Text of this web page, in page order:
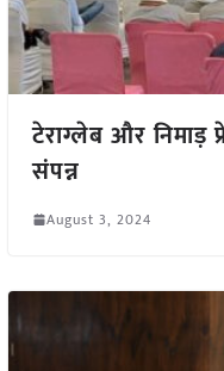
टेराग्लेब और निमाड़
संपन्न
August 3, 2024